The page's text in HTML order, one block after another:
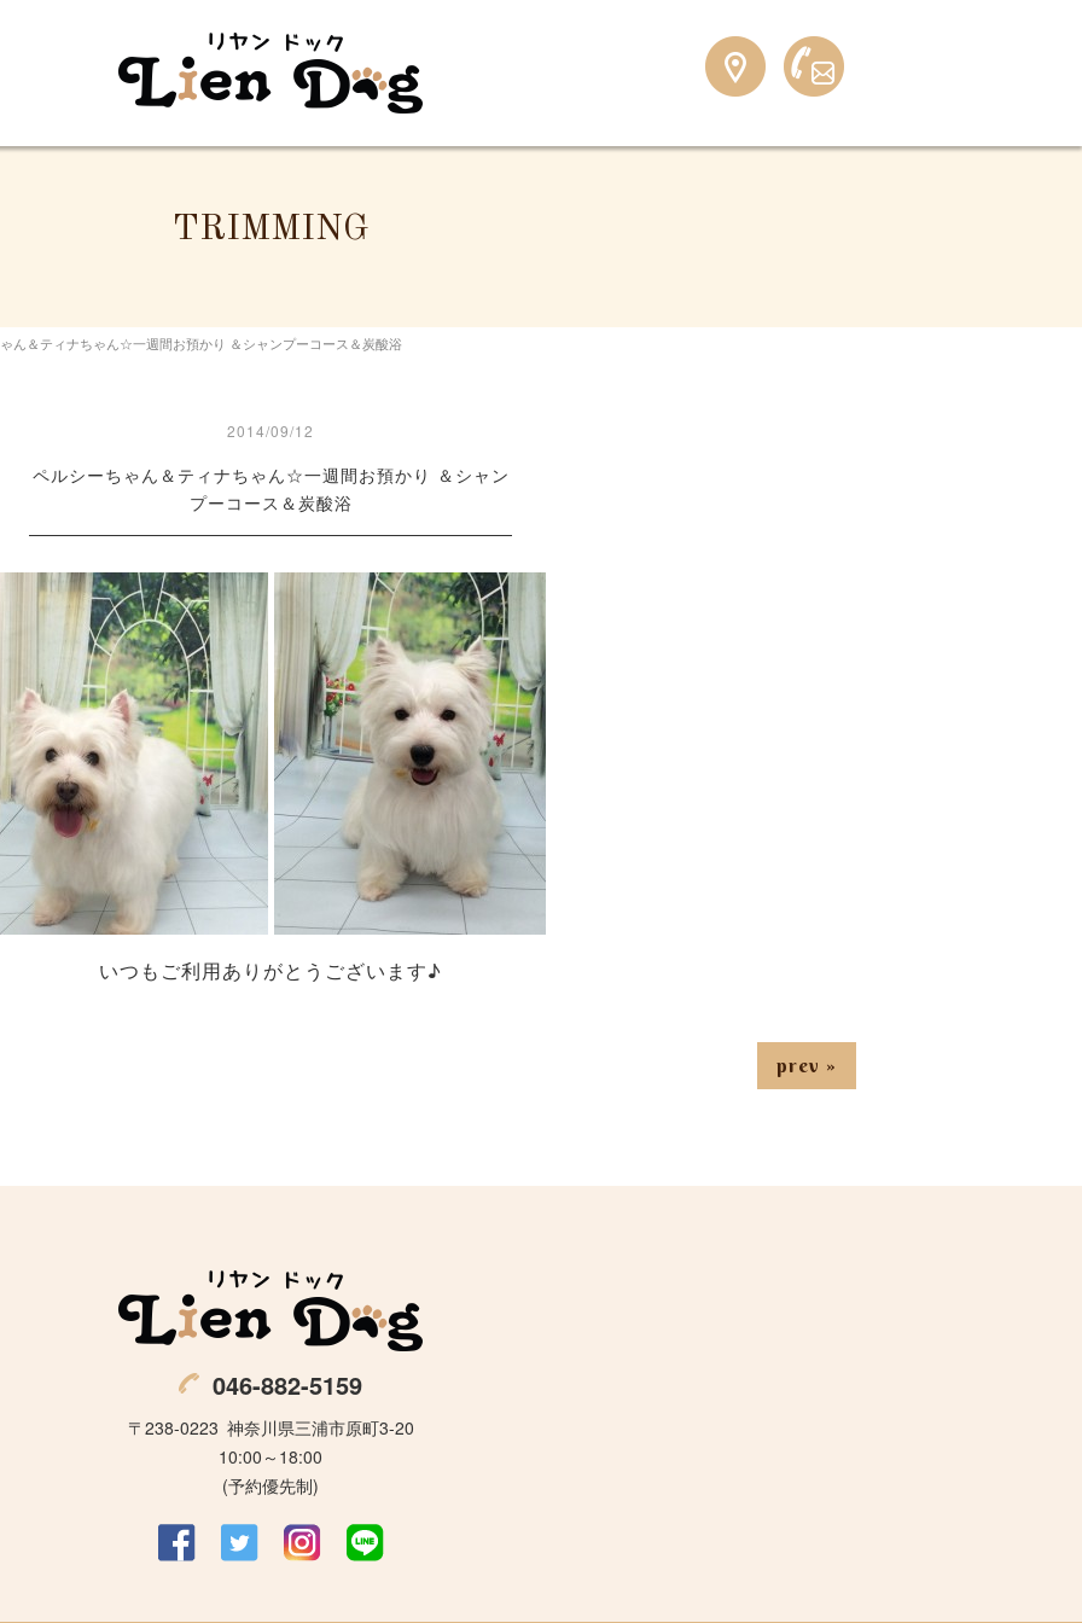
TRIMMING
ん＆ティナちゃん☆一週間お預かり ＆シャンプーコース＆炭酸浴
2014/09/12
ペルシーちゃん＆ティナちゃん☆一週間お預かり ＆シャン
プーコース＆炭酸浴
いつもご利用ありがとうございます♪
prev »
046-882-5159
〒238-0223 神奈川県三浦市原町3-20
10:00～18:00
(予約優先制)